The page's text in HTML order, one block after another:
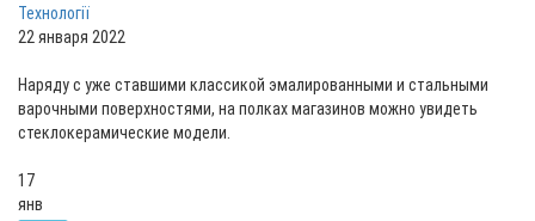
Технології
22 января 2022
Наряду с уже ставшими классикой эмалированными и стальными
варочными поверхностями, на полках магазинов можно увидеть
стеклокерамические модели.
17
янв